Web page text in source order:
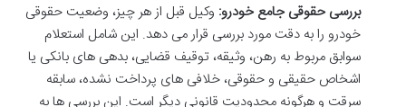
بررسی حقوقی جامع خودرو: وکیل قبل از هر چیز، وضعیت حقوقی
خودرو را به دقت مورد بررسی قرار می دهد. این شامل استعلام
سوابق مربوط به رهن، وثیقه، توقیف قضایی، بدهی های بانکی یا
اشخاص حقیقی و حقوقی، خلافی های پرداخت نشده، سابقه
سرقت و هرگونه محدودیت قانونی دیگر است. این بررسی ها به